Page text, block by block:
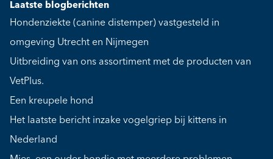
Laatste blogberichten
Hondenziekte (canine distemper) vastgesteld in
omgeving Utrecht en Nijmegen
Uitbreiding van ons assortiment met de producten van
VetPlus.
Een kreupele hond
Het laatste bericht inzake vogelgriep bij kittens in
Nederland